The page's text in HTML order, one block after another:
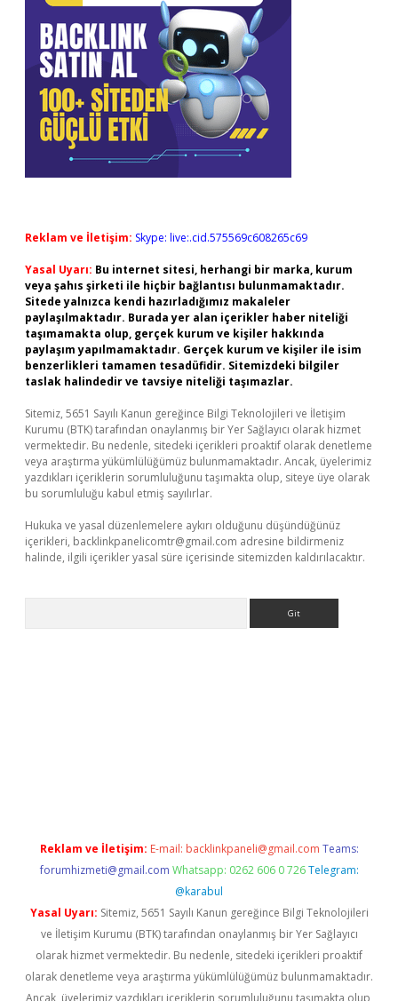
Reklam ve İletişim: Skype: live:.cid.575569c608265c69
Yasal Uyarı: Bu internet sitesi, herhangi bir marka, kurum
veya şahıs şirketi ile hiçbir bağlantısı bulunmamaktadır.
Sitede yalnızca kendi hazırladığımız makaleler
paylaşılmaktadır. Burada yer alan içerikler haber niteliği
taşımamakta olup, gerçek kurum ve kişiler hakkında
paylaşım yapılmamaktadır. Gerçek kurum ve kişiler ile isim
benzerlikleri tamamen tesadüfidir. Sitemizdeki bilgiler
taslak halindedir ve tavsiye niteliği taşımazlar.
Sitemiz, 5651 Sayılı Kanun gereğince Bilgi Teknolojileri ve İletişim
Kurumu (BTK) tarafından onaylanmış bir Yer Sağlayıcı olarak hizmet
vermektedir. Bu nedenle, sitedeki içerikleri proaktif olarak denetleme
veya araştırma yükümlülüğümüz bulunmamaktadır. Ancak, üyelerimiz
yazdıkları içeriklerin sorumluluğunu taşımakta olup, siteye üye olarak
bu sorumluluğu kabul etmiş sayılırlar.
Hukuka ve yasal düzenlemelere aykırı olduğunu düşündüğünüz
içerikleri, backlinkpanelicomtr@gmail.com adresine bildirmeniz
halinde, ilgili içerikler yasal süre içerisinde sitemizden kaldırılacaktır.
Reklam ve İletişim: E-mail: backlinkpaneli@gmail.com Teams:
forumhizmeti@gmail.com Whatsapp: 0262 606 0 726 Telegram:
@karabul
Yasal Uyarı: Sitemiz, 5651 Sayılı Kanun gereğince Bilgi Teknolojileri
ve İletişim Kurumu (BTK) tarafından onaylanmış bir Yer Sağlayıcı
olarak hizmet vermektedir. Bu nedenle, sitedeki içerikleri proaktif
olarak denetleme veya araştırma yükümlülüğümüz bulunmamaktadır.
Ancak, üyelerimiz yazdıkları içeriklerin sorumluluğunu taşımakta olup,